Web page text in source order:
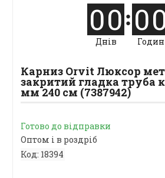
00
Днів
0
Годин
Карниз Orvit Люксор
закритий гладка труба
мм 240 см (7387942)
Готово до відправки
Оптом і в роздріб
Код: 18394